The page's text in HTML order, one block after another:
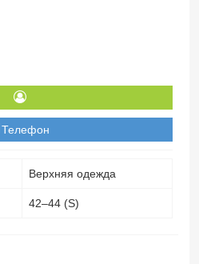
Телефон
Верхняя одежда
42–44 (S)